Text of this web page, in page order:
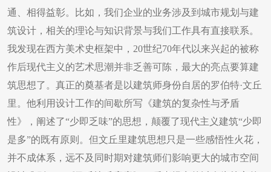
通、相得益彰。比如，我们企业的业务涉及到城市规划与建
筑设计，相关的理论与知识背景与我们工作具有直接联系。
我发现在西方美术史框架中，20世纪70年代以来兴起的被称
作后现代主义的艺术思潮并非乏善可陈，最大的亮点要算建
筑思想了。真正的奠基者是以建筑师身份自居的罗伯特·文丘
里。他利用设计工作的间歇所写《建筑的复杂性与矛盾
性》，阐述了“少即乏味”的思想，颠覆了现代主义建筑“少即
是多”的既有原则。但文丘里建筑思想只是一些感悟性火花，
并不成体系，远不及同时期对建筑师们影响更大的城市空间